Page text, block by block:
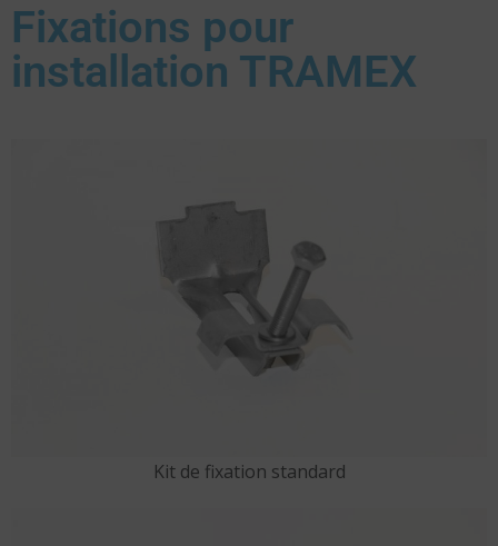
Fixations pour
installation TRAMEX
Kit de fixation standard